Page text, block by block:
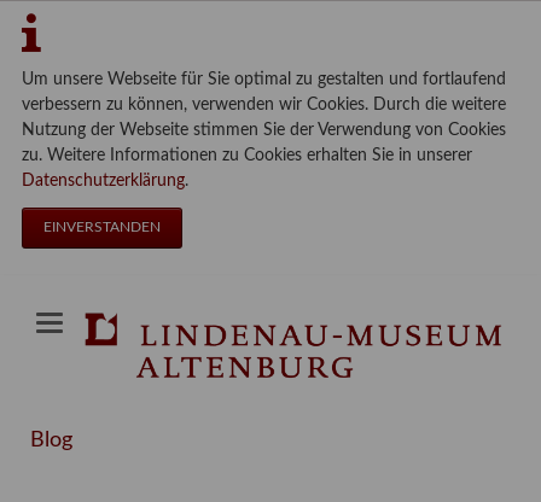
Um unsere Webseite für Sie optimal zu gestalten und fortlaufend
verbessern zu können, verwenden wir Cookies. Durch die weitere
Nutzung der Webseite stimmen Sie der Verwendung von Cookies
zu. Weitere Informationen zu Cookies erhalten Sie in unserer
Datenschutzerklärung.
EINVERSTANDEN
Blog